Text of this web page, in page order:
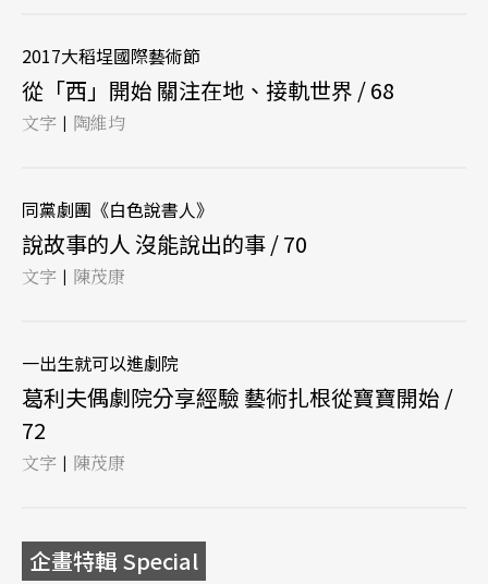
2017大稻埕國際藝術節
從「西」開始 關注在地、接軌世界 / 68
文字 | 陶維均
同黨劇團《白色說書人》
說故事的人 沒能說出的事 / 70
文字 | 陳茂康
一出生就可以進劇院
葛利夫偶劇院分享經驗 藝術扎根從寶寶開始 /
72
文字 | 陳茂康
企畫特輯 Special